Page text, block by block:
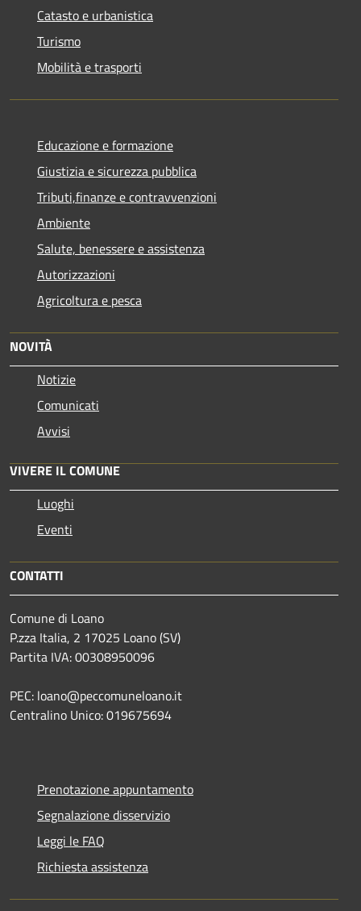
Catasto e urbanistica
Turismo
Mobilità e trasporti
Educazione e formazione
Giustizia e sicurezza pubblica
Tributi,finanze e contravvenzioni
Ambiente
Salute, benessere e assistenza
Autorizzazioni
Agricoltura e pesca
NOVITÀ
Notizie
Comunicati
Avvisi
VIVERE IL COMUNE
Luoghi
Eventi
CONTATTI
Comune di Loano
P.zza Italia, 2 17025 Loano (SV)
Partita IVA: 00308950096
PEC: loano@peccomuneloano.it
Centralino Unico: 019675694
Prenotazione appuntamento
Segnalazione disservizio
Leggi le FAQ
Richiesta assistenza